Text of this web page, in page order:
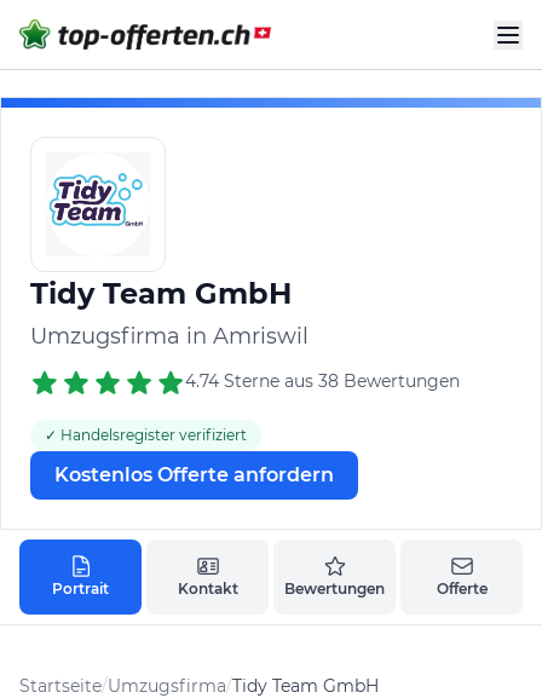
Tidy Team GmbH
Umzugsfirma in Amriswil
4.74 Sterne aus 38 Bewertungen
✓ Handelsregister verifiziert
Kostenlos Offerte anfordern
Portrait Kontakt Bewertungen Offerte
Startseite/Umzugsfirma/Tidy Team GmbH